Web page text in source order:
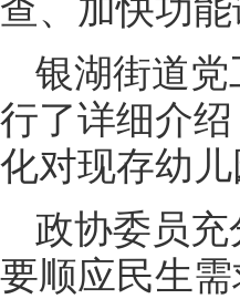
查、加快功
银湖街道
行了详细介
化对现存幼
政协委员
要顺应民生